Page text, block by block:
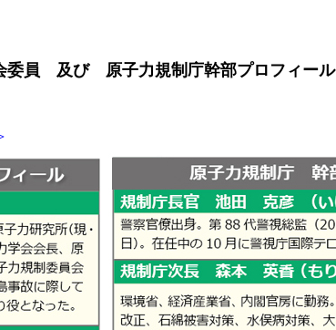
委員 及び 原子力規制庁幹部プロフィール